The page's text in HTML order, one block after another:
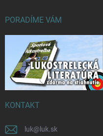
PORADÍME VÁM
KONTAKT
luk@ luk.sk